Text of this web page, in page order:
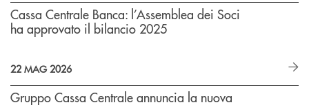
Cassa Centrale Banca: l’Assemblea dei Soci
ha approvato il bilancio 2025
22 MAG 2026
Gruppo Cassa Centrale annuncia la nuova